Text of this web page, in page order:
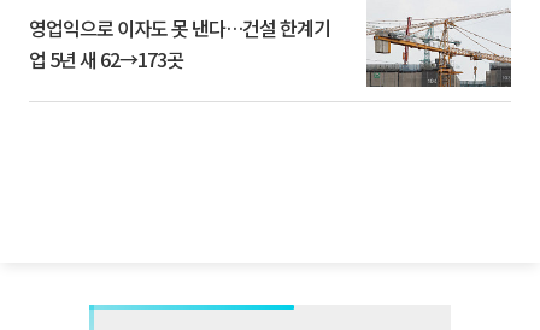
영업익으로 이자도 못 낸다…건설 한계기
업 5년 새 62→173곳